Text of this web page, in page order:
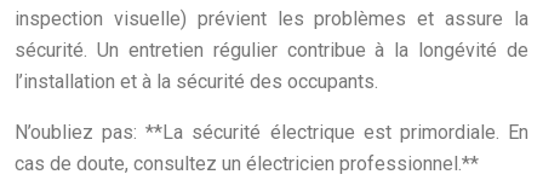
inspection visuelle) prévient les problèmes et assure la
sécurité. Un entretien régulier contribue à la longévité de
l’installation et à la sécurité des occupants.
N’oubliez pas: **La sécurité électrique est primordiale. En
cas de doute, consultez un électricien professionnel.**